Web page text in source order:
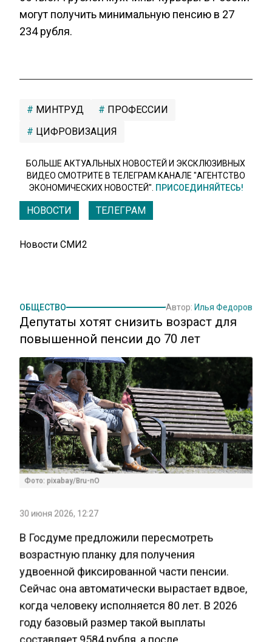
могут получить минимальную пенсию в 27
234 рубля.
МИНТРУД
ПРОФЕССИИ
ЦИФРОВИЗАЦИЯ
БОЛЬШЕ АКТУАЛЬНЫХ НОВОСТЕЙ И ЭКСКЛЮЗИВНЫХ
ВИДЕО СМОТРИТЕ В ТЕЛЕГРАМ КАНАЛЕ "АГЕНТСТВО
ЭКОНОМИЧЕСКИХ НОВОСТЕЙ". ПРИСОЕДИНЯЙТЕСЬ!
НОВОСТИ ТЕЛЕГРАМ
Новости СМИ2
ОБЩЕСТВО Автор: Илья Федоров
Депутаты хотят снизить возраст для
повышенной пенсии до 70 лет
Фото: pixabay/Bru-nO
30 июня 2026, 12:27
В Госдуме предложили пересмотреть
возрастную планку для получения
удвоенной фиксированной части пенсии.
Сейчас она автоматически вырастает вдвое,
когда человеку исполняется 80 лет. В 2026
году базовый размер такой выплаты
составляет 9584 рубля, а после